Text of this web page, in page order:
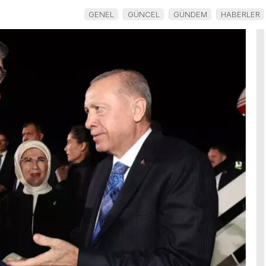
GENEL GÜNCEL GÜNDEM HABERLER
Şampiyonlar
Aralandı